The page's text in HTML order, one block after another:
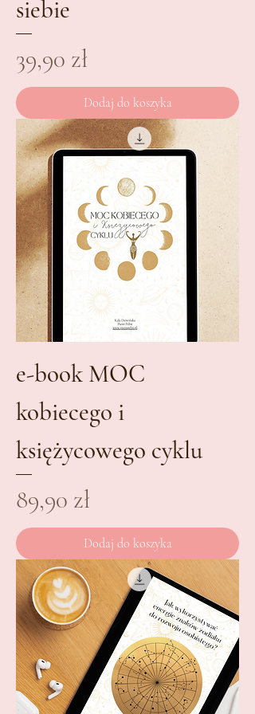
siebie
Cena
39,90 zł
Dodaj do koszyka
e-book MOC
kobiecego i
księżycowego cyklu
Cena
89,90 zł
Dodaj do koszyka